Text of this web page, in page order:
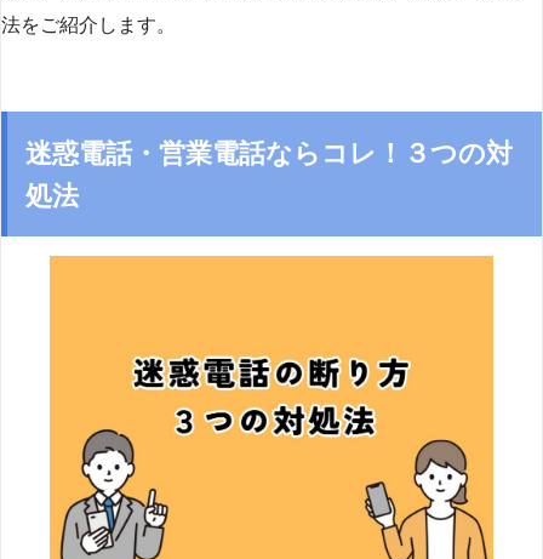
法をご紹介します。
迷惑電話・営業電話ならコレ！３つの対
処法